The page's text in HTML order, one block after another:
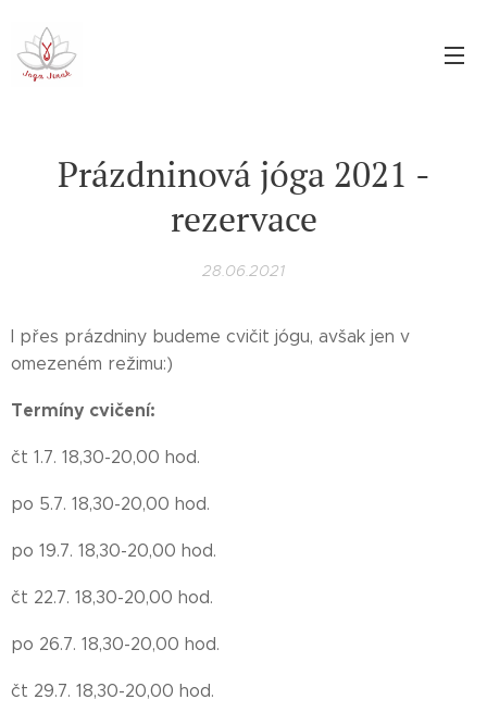
Prázdninová jóga 2021 -
rezervace
28.06.2021
I přes prázdniny budeme cvičit jógu, avšak jen v
omezeném režimu:)
Termíny cvičení:
čt 1.7. 18,30-20,00 hod.
po 5.7. 18,30-20,00 hod.
po 19.7. 18,30-20,00 hod.
čt 22.7. 18,30-20,00 hod.
po 26.7. 18,30-20,00 hod.
čt 29.7. 18,30-20,00 hod.